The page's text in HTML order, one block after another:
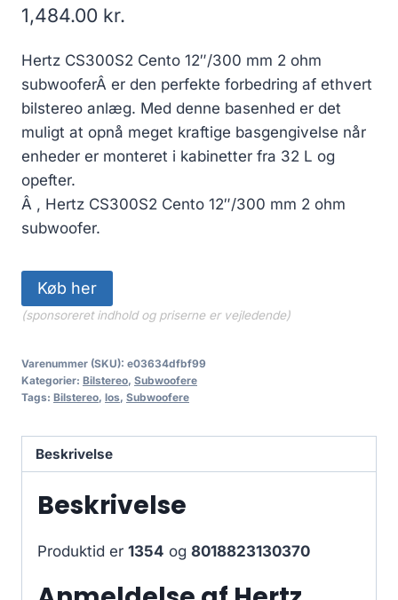
1,484.00 kr.
Hertz CS300S2 Cento 12″/300 mm 2 ohm
subwooferÂ er den perfekte forbedring af ethvert
bilstereo anlæg. Med denne basenhed er det
muligt at opnå meget kraftige basgengivelse når
enheder er monteret i kabinetter fra 32 L og
opefter.
Â , Hertz CS300S2 Cento 12″/300 mm 2 ohm
subwoofer.
Køb her
(sponsoreret indhold og priserne er vejledende)
Varenummer (SKU): e03634dfbf99
Kategorier: Bilstereo, Subwoofere
Tags: Bilstereo, los, Subwoofere
Beskrivelse
Beskrivelse
Produktid er 1354 og 8018823130370